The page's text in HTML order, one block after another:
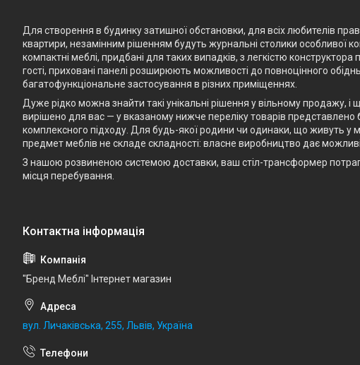
Для створення в будинку затишної обстановки, для всіх любителів
квартири, незамінним рішенням будуть журнальні столики особливої
компактні меблі, придбані для таких випадків, з легкістю
гості, приховані панелі розширюють можливості до повноцінного
багатофункціональне застосування в різних приміщеннях.
Дуже рідко можна знайти такі унікальні рішення у вільному продажу,
вирішено для вас — у вказаному нижче переліку товарів представлено
комплексного підходу. Для будь-якої родини чи одинаки, що живуть у
предмет меблів не складе складності: власне виробництво дає
З нашою розвиненою системою доставки, ваш стіл-трансформер
місця перебування.
"Бренд Меблі" Інтернет магазин
вул. Личаківська, 255, Львів, Україна